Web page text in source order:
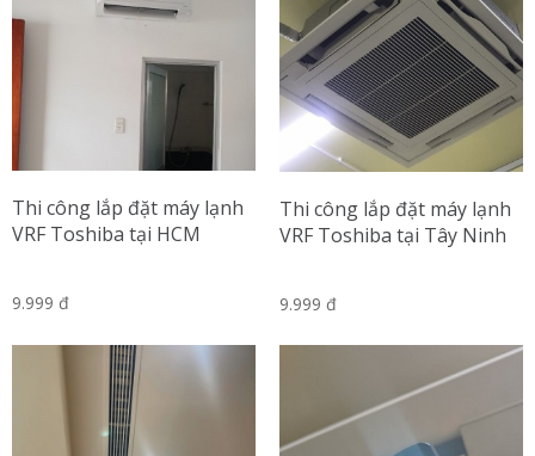
Thi công lắp đặt máy lạnh
VRF Toshiba tại HCM
9.999 đ
Thi công lắp đặt máy lạnh
VRF Toshiba tại Tây Ninh
9.999 đ